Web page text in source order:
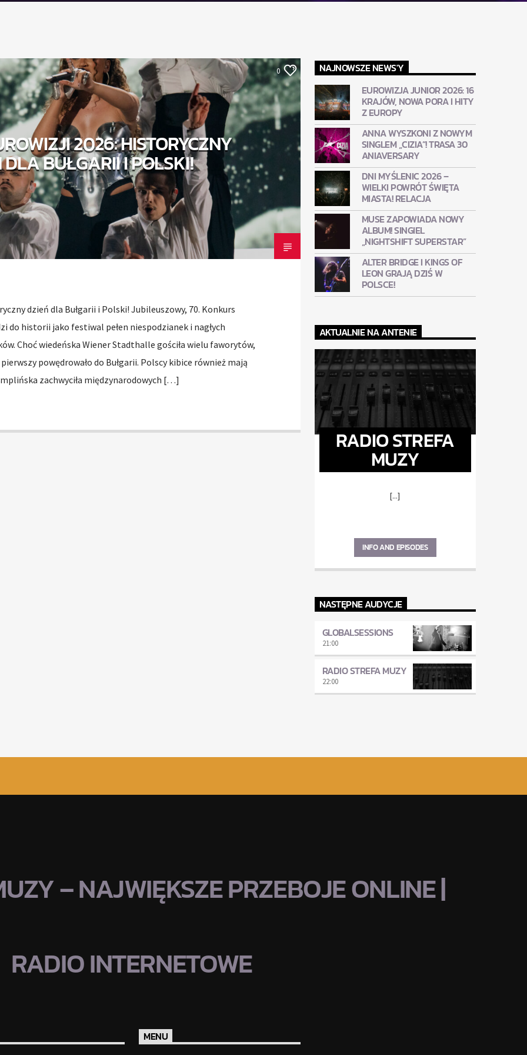
0
2026: HISTORYCZNY
BUŁGARII I POLSKI!
dzień dla Bułgarii i Polski! Jubileuszowy, 70. Konkurs
do historii jako festiwal pełen niespodzianek i nagłych
Choć wiedeńska Wiener Stadthalle gościła wielu faworytów,
powędrowało do Bułgarii. Polscy kibice również mają
zachwyciła międzynarodowych […]
NAJNOWSZE NEWS'Y
EUROWIZJA JUNIOR 2026: 16
KRAJÓW, NOWA PORA I HITY
Z EUROPY
ANNA WYSZKONI Z NOWYM
SINGLEM „CIZIA”! TRASA 30
ANIAVERSARY
DNI MYŚLENIC 2026 –
WIELKI POWRÓT ŚWIĘTA
MIASTA! RELACJA
MUSE ZAPOWIADA NOWY
ALBUM! SINGIEL
„NIGHTSHIFT SUPERSTAR”
ALTER BRIDGE I KINGS OF
LEON GRAJĄ DZIŚ W
POLSCE!
AKTUALNIE NA ANTENIE
RADIO STREFA
MUZY
[...]
INFO AND EPISODES
NASTĘPNE AUDYCJE
GLOBALSESSIONS
21:00
RADIO STREFA MUZY
22:00
– NAJWIĘKSZE PRZEBOJE ONLINE |
RADIO INTERNETOWE
MENU